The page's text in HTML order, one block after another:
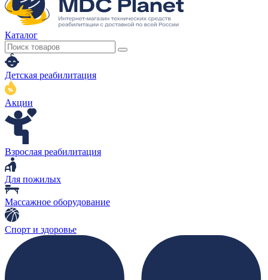
Каталог
Детская реабилитация
Акции
Взрослая реабилитация
Для пожилых
Массажное оборудование
Спорт и здоровье